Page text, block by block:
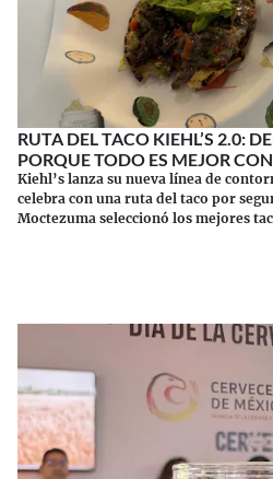
RUTA DEL TACO KIEHL’S 2.0:
PORQUE TODO ES MEJOR
Kiehl’s lanza su nueva línea de
celebra con una ruta del taco por
Moctezuma seleccionó los mejores